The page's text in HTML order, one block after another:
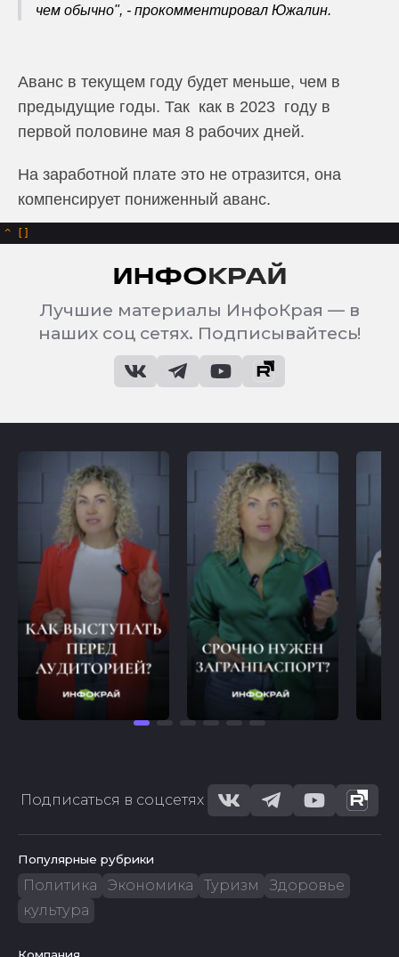
чем обычно", - прокомментировал Южалин.
Аванс в текущем году будет меньше, чем в
предыдущие годы. Так как в 2023 году в
первой половине мая 8 рабочих дней.
На заработной плате это не отразится, она
компенсирует пониженный аванс.
^
Лучшие материалы ИнфоКрая — в
наших соц сетях. Подписывайтесь!
Подписаться в соцсетях
Популярные рубрики
Политика Экономика Туризм
Здоровье
культура